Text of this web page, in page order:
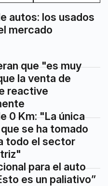
autos: los usados
mercado
que "es muy
la venta de
reactive
0 Km: "La única
se ha tomado
todo el sector
para el auto
es un paliativo”